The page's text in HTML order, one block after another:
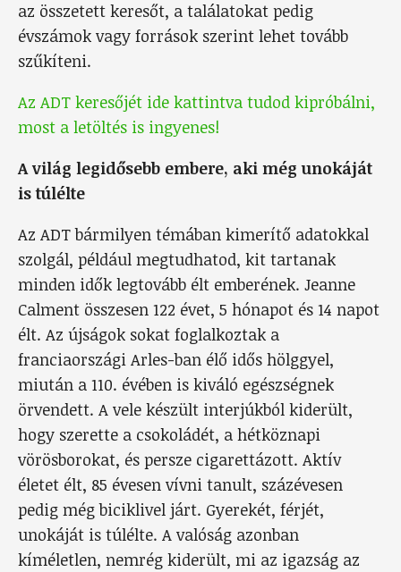
az összetett keresőt, a találatokat pedig
évszámok vagy források szerint lehet tovább
szűkíteni.
Az ADT keresőjét ide kattintva tudod kipróbálni,
most a letöltés is ingyenes!
A világ legidősebb embere, aki még unokáját
is túlélte
Az ADT bármilyen témában kimerítő adatokkal
szolgál, például megtudhatod, kit tartanak
minden idők legtovább élt emberének. Jeanne
Calment összesen 122 évet, 5 hónapot és 14 napot
élt. Az újságok sokat foglalkoztak a
franciaországi Arles-ban élő idős hölggyel,
miután a 110. évében is kiváló egészségnek
örvendett. A vele készült interjúkból kiderült,
hogy szerette a csokoládét, a hétköznapi
vörösborokat, és persze cigarettázott. Aktív
életet élt, 85 évesen vívni tanult, százévesen
pedig még biciklivel járt. Gyerekét, férjét,
unokáját is túlélte. A valóság azonban
kíméletlen, nemrég kiderült, mi az igazság az